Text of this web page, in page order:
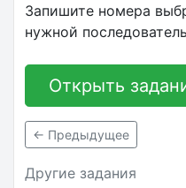
Запишите номера
нужной
Открыть
← Предыдущее
Другие задания